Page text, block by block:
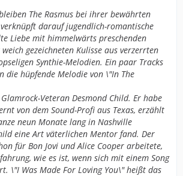
The Rasmus bei ihrer bewährten
darauf jugendlich-romantische
Liebe mit himmelwärts preschenden
gezeichneten Kulisse aus verzerrten
Synthie-Melodien. Ein paar Tracks
die hüpfende Melodie von \"In The
Veteran Desmond Child. Er habe
von dem Sound-Profi aus Texas, erzählt
neun Monate lang in Nashville
eine Art väterlichen Mentor fand. Der
für Bon Jovi und Alice Cooper arbeitete,
wie es ist, wenn sich mit einem Song
\"I Was Made For Loving You\" heißt das